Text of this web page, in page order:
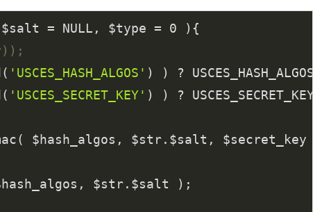
= NULL, $type = 0 ) {
'USCES_HASH_ALGOS' ) ) ? USCES_HASH_ALGOS :
'USCES_SECRET_KEY' ) ) ? USCES_SECRET_KEY :